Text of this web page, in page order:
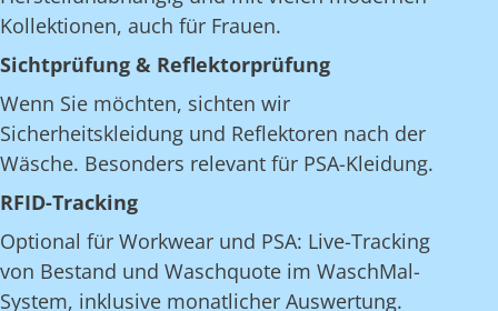
Kollektionen, auch für Frauen.
Sichtprüfung & Reflektorprüfung
Wenn Sie möchten, sichten wir
Sicherheitskleidung und Reflektoren nach der
Wäsche. Besonders relevant für PSA-Kleidung.
RFID-Tracking
Optional für Workwear und PSA: Live-Tracking
von Bestand und Waschquote im WaschMal-
System, inklusive monatlicher Auswertung.